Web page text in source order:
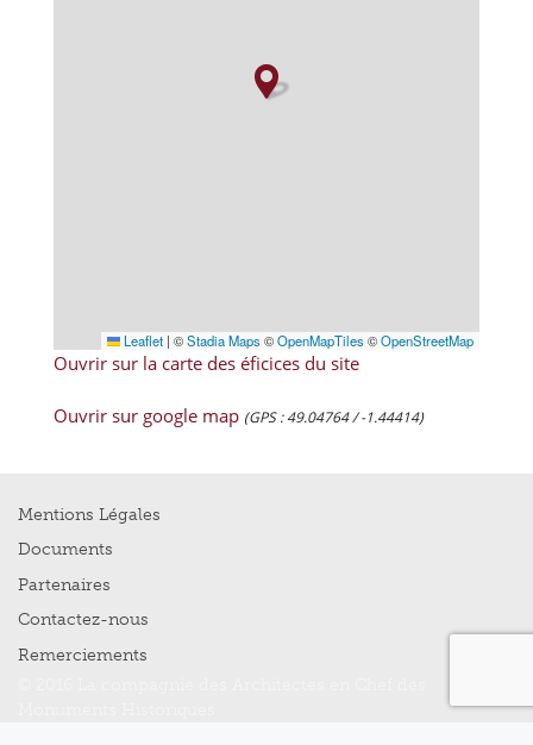
Leaflet | ©Stadia Maps ©OpenMapTiles ©OpenStreetMap
Ouvrir sur la carte des éficices du site
Ouvrir sur google map (GPS : 49.04764 / -1.44414)
Mentions Légales
Documents
Partenaires
Contactez-nous
Remerciements